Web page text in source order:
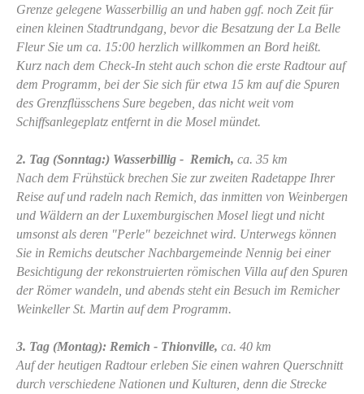
Grenze gelegene Wasserbillig an und haben ggf. noch Zeit für
einen kleinen Stadtrundgang, bevor die Besatzung der La Belle
Fleur Sie um ca. 15:00 herzlich willkommen an Bord heißt.
Kurz nach dem Check-In steht auch schon die erste Radtour auf
dem Programm, bei der Sie sich für etwa 15 km auf die Spuren
des Grenzflüsschens Sure begeben, das nicht weit vom
Schiffsanlegeplatz entfernt in die Mosel mündet.
2. Tag (Sonntag:) Wasserbillig - Remich, ca. 35 km
Nach dem Frühstück brechen Sie zur zweiten Radetappe Ihrer
Reise auf und radeln nach Remich, das inmitten von Weinbergen
und Wäldern an der Luxemburgischen Mosel liegt und nicht
umsonst als deren "Perle" bezeichnet wird. Unterwegs können
Sie in Remichs deutscher Nachbargemeinde Nennig bei einer
Besichtigung der rekonstruierten römischen Villa auf den Spuren
der Römer wandeln, und abends steht ein Besuch im Remicher
Weinkeller St. Martin auf dem Programm.
3. Tag (Montag): Remich - Thionville, ca. 40 km
Auf der heutigen Radtour erleben Sie einen wahren Querschnitt
durch verschiedene Nationen und Kulturen, denn die Strecke